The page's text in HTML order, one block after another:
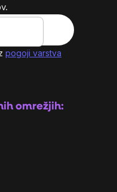
pogoji varstva
omrežjih: